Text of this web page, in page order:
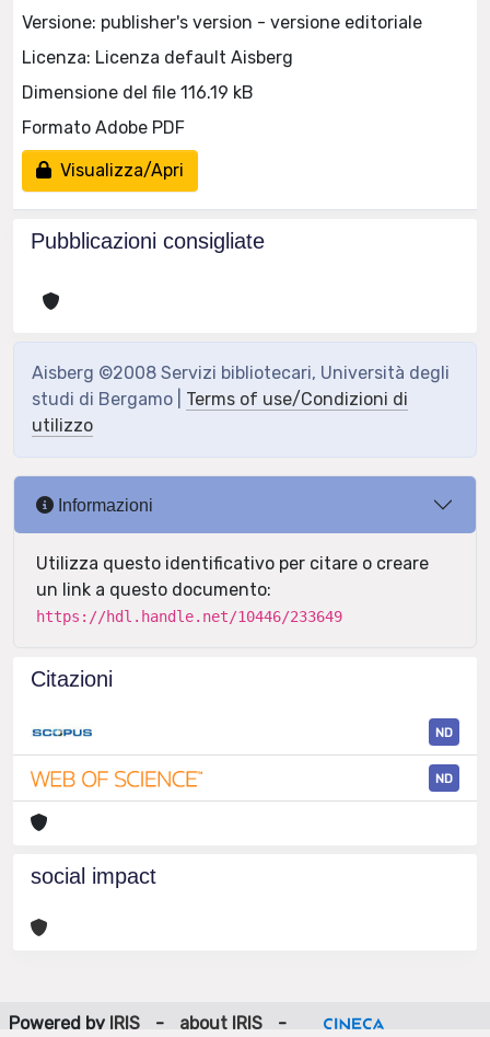
Versione: publisher's version - versione editoriale
Licenza: Licenza default Aisberg
Dimensione del file 116.19 kB
Formato Adobe PDF
Visualizza/Apri
Pubblicazioni consigliate
Aisberg ©2008 Servizi bibliotecari, Università degli
studi di Bergamo | Terms of use/Condizioni di
utilizzo
Informazioni
Utilizza questo identificativo per citare o creare
un link a questo documento:
https://hdl.handle.net/10446/233649
Citazioni
ND
ND
social impact
Powered by IRIS - about IRIS -